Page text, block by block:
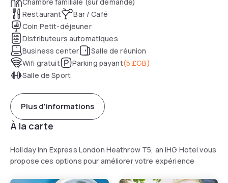
Restaurant
Bar / Café
Coin Petit-déjeuner
Distributeurs automatiques
Business center
Salle de réunion
Wifi gratuit
Parking payant(5 £GB)
Salle de Sport
Plus d'informations
À la carte
Holiday Inn Express London Heathrow T5, an IHG Hotel vous
propose ces options pour améliorer votre expérience